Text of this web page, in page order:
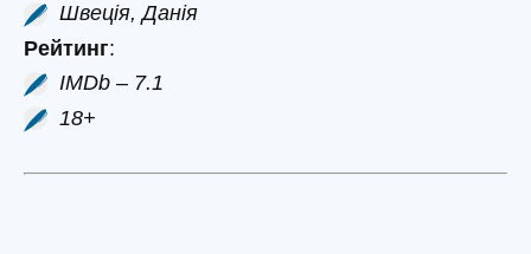
Швеція, Данія
Рейтинг:
IMDb – 7.1
18+